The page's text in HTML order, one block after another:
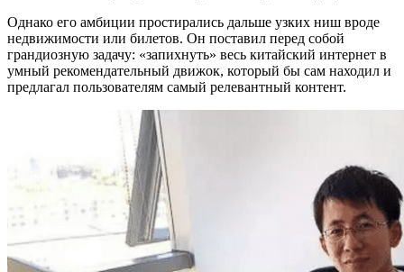
Однако его амбиции простирались дальше узких ниш вроде
недвижимости или билетов. Он поставил перед собой
грандиозную задачу: «запихнуть» весь китайский интернет в
умный рекомендательный движок, который бы сам находил и
предлагал пользователям самый релевантный контент.